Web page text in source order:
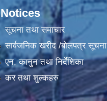
Notices
सूचना तथा समाचार
सार्वजनिक खरीद /बोलपत्र सूचना
एन, कानुन तथा निर्देशिका
कर तथा शुल्कहरु